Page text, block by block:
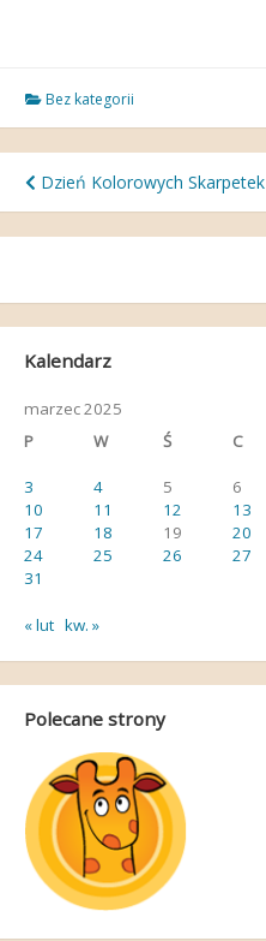
Bez kategorii
Nawigacja
wpisu
Dzień Kolorowych Skarpetek
Kalendarz
marzec 2025
P
W Ś C
3
4 5 6
10
11 12 13
17
18 19 20
24
25 26 27
31
« lut kw. »
Polecane strony